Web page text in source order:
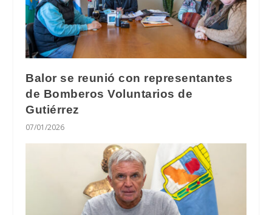
Balor se reunió con representantes
de Bomberos Voluntarios de
Gutiérrez
07/01/2026